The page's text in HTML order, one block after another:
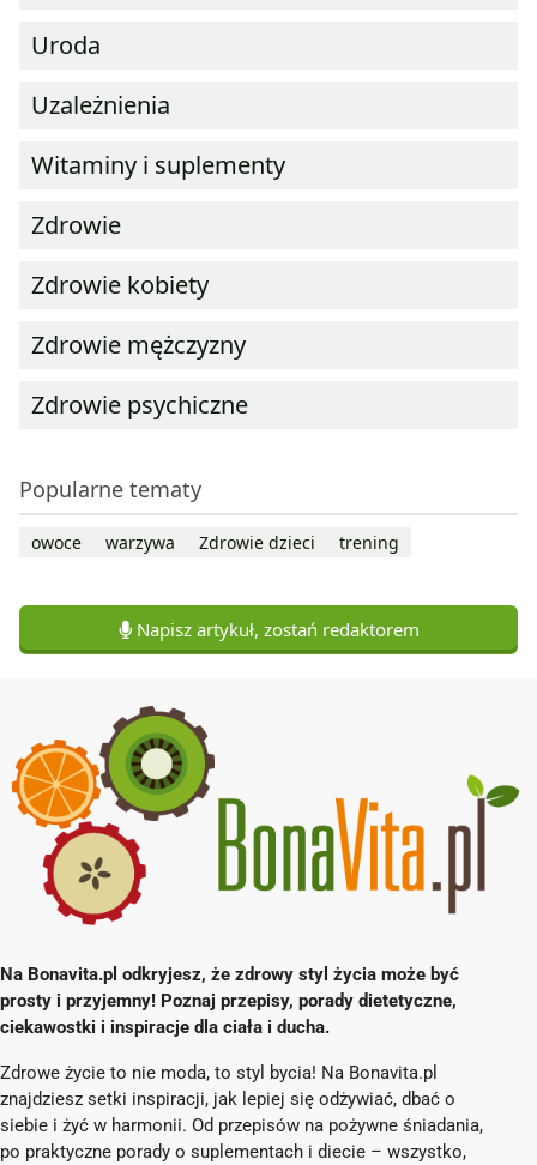
Uroda
Uzależnienia
Witaminy i suplementy
Zdrowie
Zdrowie kobiety
Zdrowie mężczyzny
Zdrowie psychiczne
Popularne tematy
owoce warzywa Zdrowie dzieci trening
Napisz artykuł, zostań redaktorem
Na Bonavita.pl odkryjesz, że zdrowy styl życia może być
prosty i przyjemny! Poznaj przepisy, porady dietetyczne,
ciekawostki i inspiracje dla ciała i ducha.
Zdrowe życie to nie moda, to styl bycia! Na Bonavita.pl
znajdziesz setki inspiracji, jak lepiej się odżywiać, dbać o
siebie i żyć w harmonii. Od przepisów na pożywne śniadania,
po praktyczne porady o suplementach i diecie – wszystko,